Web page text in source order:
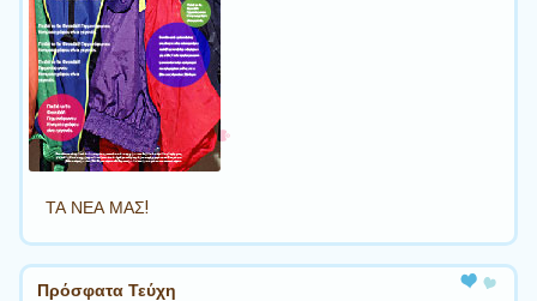
ΤΑ ΝΕΑ ΜΑΣ!
Πρόσφατα Τεύχη